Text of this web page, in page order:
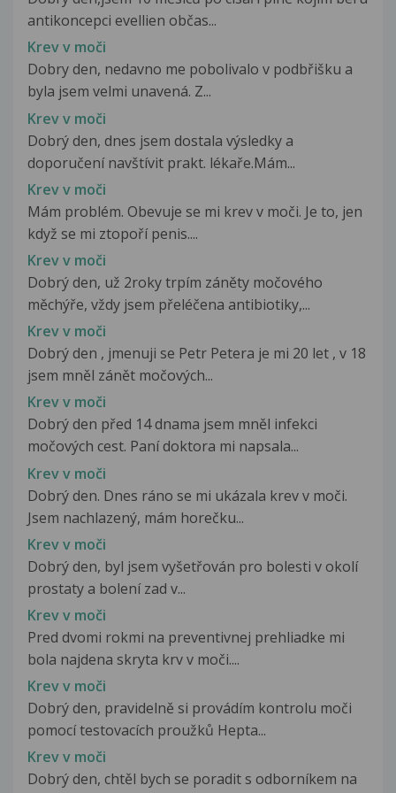
antikoncepci evellien občas...
Krev v moči
Dobry den, nedavno me pobolivalo v podbřišku a
byla jsem velmi unavená. Z...
Krev v moči
Dobrý den, dnes jsem dostala výsledky a
doporučení navštívit prakt. lékaře.Mám...
Krev v moči
Mám problém. Obevuje se mi krev v moči. Je to, jen
když se mi ztopoří penis....
Krev v moči
Dobrý den, už 2roky trpím záněty močového
měchýře, vždy jsem přeléčena antibiotiky,...
Krev v moči
Dobrý den , jmenuji se Petr Petera je mi 20 let , v 18
jsem mněl zánět močových...
Krev v moči
Dobrý den před 14 dnama jsem mněl infekci
močových cest. Paní doktora mi napsala...
Krev v moči
Dobrý den. Dnes ráno se mi ukázala krev v moči.
Jsem nachlazený, mám horečku...
Krev v moči
Dobrý den, byl jsem vyšetřován pro bolesti v okolí
prostaty a bolení zad v...
Krev v moči
Pred dvomi rokmi na preventivnej prehliadke mi
bola najdena skryta krv v moči....
Krev v moči
Dobrý den, pravidelně si provádím kontrolu moči
pomocí testovacích proužků Hepta...
Krev v moči
Dobrý den, chtěl bych se poradit s odborníkem na